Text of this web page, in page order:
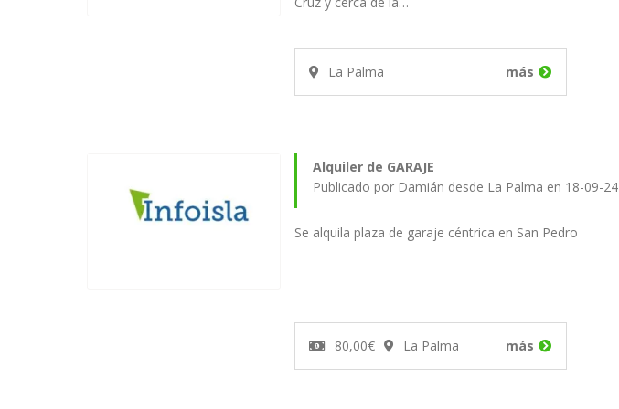
La Palma más
Alquiler de GARAJE
Publicado por Damián desde La Palma en 18-09-24
Se alquila plaza de garaje céntrica en San Pedro
80,00€ La Palma más